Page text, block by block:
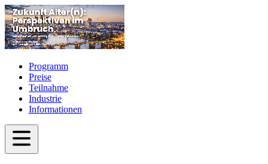
Programm
Preise
Teilnahme
Industrie
Informationen